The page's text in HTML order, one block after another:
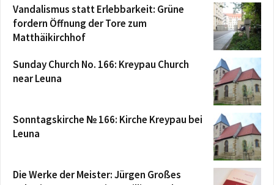
Vandalismus statt Erlebbarkeit: Grüne
fordern Öffnung der Tore zum
Matthäikirchhof
Sunday Church No. 166: Kreypau Church
near Leuna
Sonntagskirche № 166: Kirche Kreypau bei
Leuna
Die Werke der Meister: Jürgen Großes